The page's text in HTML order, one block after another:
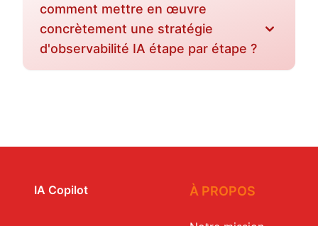
comment mettre en œuvre
concrètement une stratégie
d'observabilité IA étape par étape ?
IA Copilot À PROPOS